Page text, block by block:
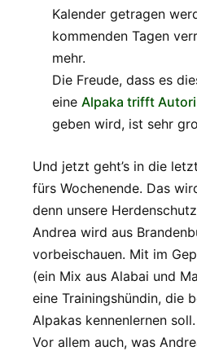
Kalender getragen
kommenden Tagen
mehr.
Die Freude, dass es
eine Alpaka trifft
geben wird, ist sehr
Und jetzt geht’s in die
fürs Wochenende. Das
denn unsere
Andrea wird aus
vorbeischauen. Mit im
(ein Mix aus Alabai und
eine Trainingshündin, die
Alpakas kennenlernen
Vor allem auch, was